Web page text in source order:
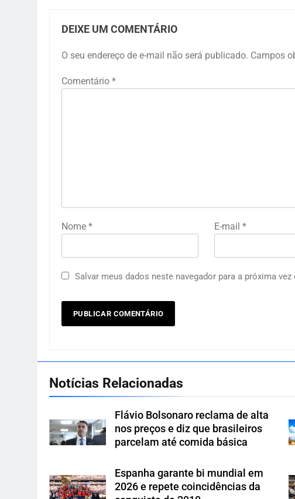
DEIXE UM COMENTÁRIO
O seu endereço de e-mail não será publicado. Campos
Comentário *
Nome * E-mail *
Salvar meus dados neste navegador para a próxima vez
Notícias Relacionadas
Flávio Bolsonaro reclama de alta
nos preços e diz que brasileiros
parcelam até comida básica
Espanha garante bi mundial em
2026 e repete coincidências da